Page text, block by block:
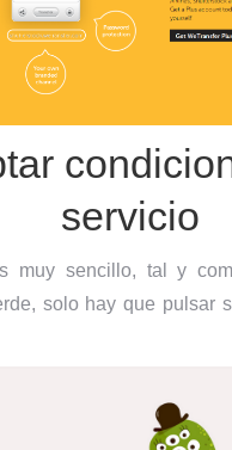
servicio
muy sencillo, tal y
solo hay que pulsar